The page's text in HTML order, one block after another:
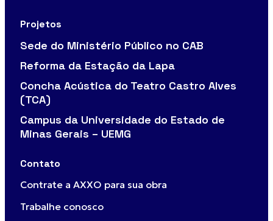
Projetos
Sede do Ministério Público no CAB
Reforma da Estação da Lapa
Concha Acústica do Teatro Castro Alves
(TCA)
Campus da Universidade do Estado de
Minas Gerais – UEMG
Contato
Contrate a AXXO para sua obra
Trabalhe conosco